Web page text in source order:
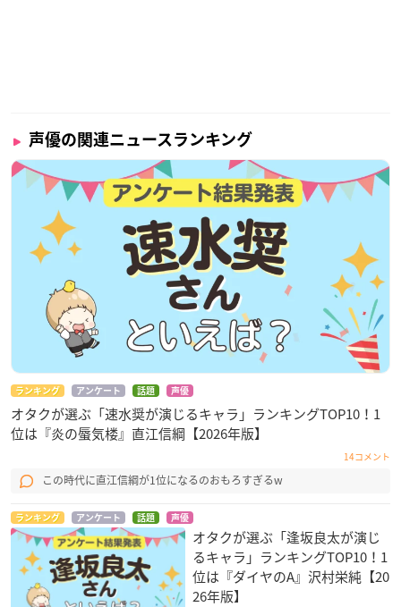
声優の関連ニュースランキング
ランキング アンケート 話題 声優
オタクが選ぶ「速水奨が演じるキャラ」ランキングTOP10！1
位は『炎の蜃気楼』直江信綱【2026年版】
14コメント
この時代に直江信綱が1位になるのおもろすぎるw
ランキング アンケート 話題 声優
オタクが選ぶ「逢坂良太が演じ
るキャラ」ランキングTOP10！1
位は『ダイヤのA』沢村栄純【20
26年版】